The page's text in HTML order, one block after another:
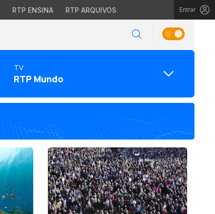
RTP ENSINA RTP ARQUIVOS Entrar
TV
RTP Mundo